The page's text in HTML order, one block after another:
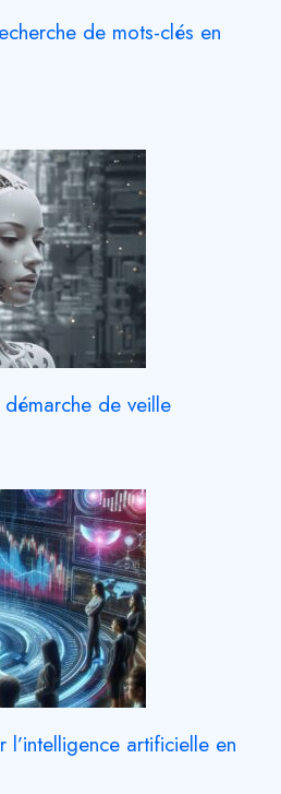
de mots-clés en
de veille
l’intelligence artificielle en